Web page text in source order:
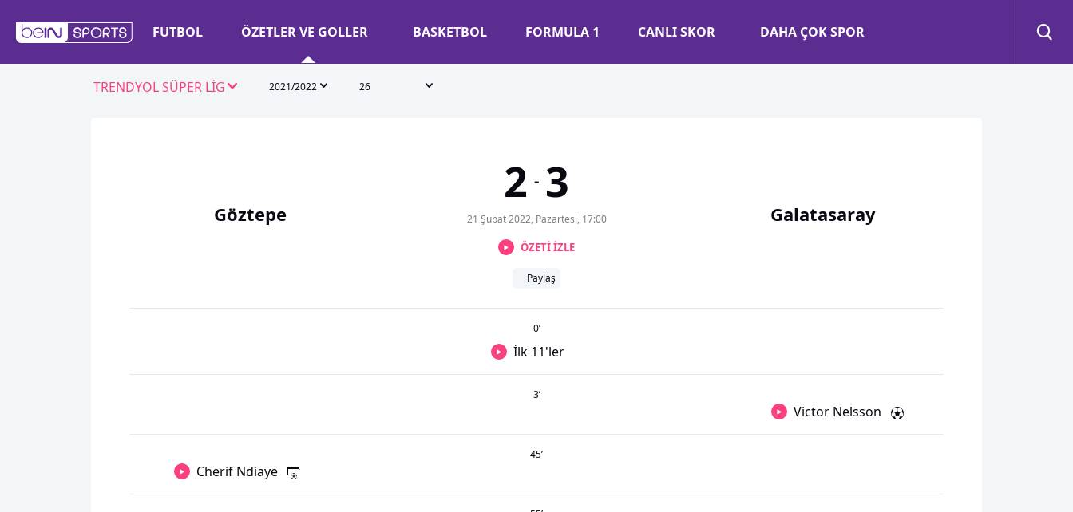
FUTBOL ÖZETLER VE GOLLER BASKETBOL FORMULA 1 CANLI SKOR DAHA ÇOK SPOR
TRENDYOL SÜPER LİG 2021/2022 26
Göztepe
2 - 3
21 Şubat 2022, Pazartesi, 17:00
ÖZETİ İZLE
Paylaş
Galatasaray
0’
İlk 11'ler
3’
Victor Nelsson
45’
Cherif Ndiaye